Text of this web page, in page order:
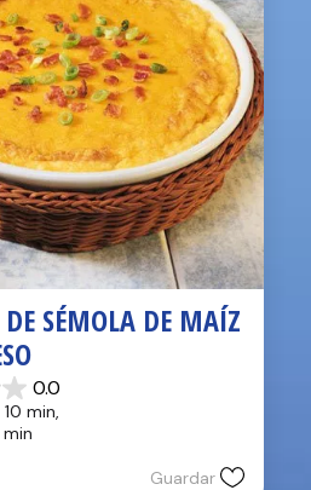
DE SÉMOLA DE MAÍZ
0.0
min,
Guardar